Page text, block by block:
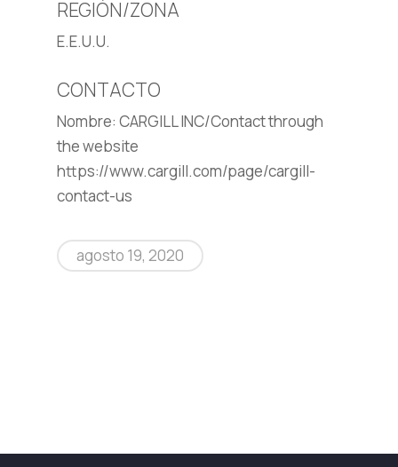
REGIÓN/ZONA
E.E.U.U.
CONTACTO
Nombre: CARGILL INC/Contact through
the website
https://www.cargill.com/page/cargill-
contact-us
agosto 19, 2020